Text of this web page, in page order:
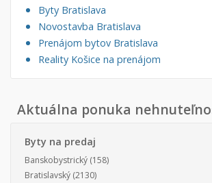
Byty Bratislava
Novostavba Bratislava
Prenájom bytov Bratislava
Reality Košice na prenájom
Aktuálna ponuka
Byty na predaj
Banskobystrický (158)
Bratislavský (2130)